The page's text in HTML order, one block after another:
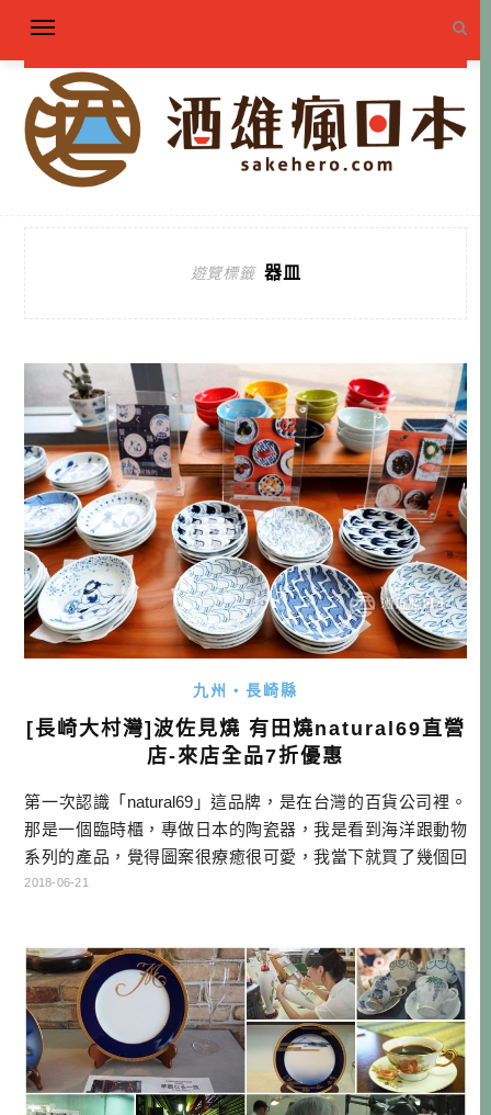
遊覽標籤 器皿
九州・長崎縣
[長崎大村灣]波佐見燒 有田燒natural69直營
店-來店全品7折優惠
第一次認識「natural69」這品牌，是在台灣的百貨公司裡。
那是一個臨時櫃，專做日本的陶瓷器，我是看到海洋跟動物
系列的產品，覺得圖案很療癒很可愛，我當下就買了幾個回
家收藏、使用。後來上網查一下，才知道這品牌也是來自長
956-85-3427 地址：長崎県東彼杵郡 […]…
2018-06-21